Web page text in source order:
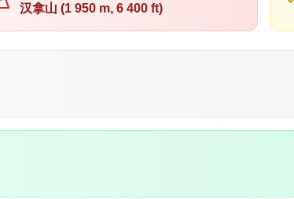
汉拿山 (1 950 m, 6 400 ft)